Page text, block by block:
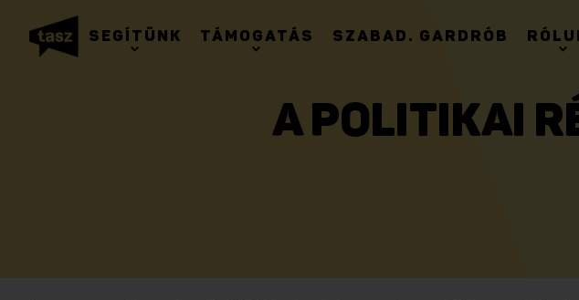
SEGÍTÜNK TÁMOGATÁS SZABAD. GARDRÓB
A POLITIKAI